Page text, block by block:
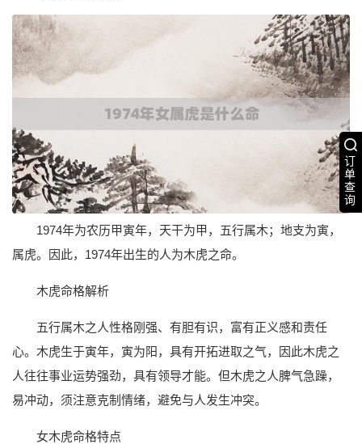
订
单
查
询
1974年为农历甲寅年，天干为甲，五行属木；地支为寅，
属虎。因此，1974年出生的人为木虎之命。
木虎命格解析
五行属木之人性格刚强、有胆有识，富有正义感和责任
心。木虎生于寅年，寅为阳，具有开拓进取之气，因此木虎之
人往往事业运势强劲，具有领导才能。但木虎之人脾气急躁，
易冲动，须注意克制情绪，避免与人发生冲突。
女木虎命格特点